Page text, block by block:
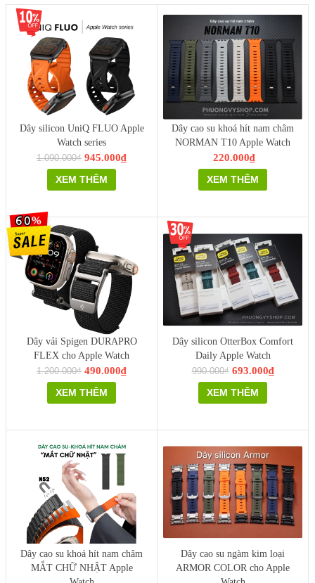
Dây silicon UniQ FLUO Apple
Watch series
1.090.000₫ 945.000₫
XEM THÊM
Dây cao su khoá hít nam châm
NORMAN T10 Apple Watch
220.000₫
XEM THÊM
Dây vải Spigen DURAPRO
FLEX cho Apple Watch
1.200.000₫ 490.000₫
XEM THÊM
Dây silicon OtterBox Comfort
Daily Apple Watch
990.000₫ 693.000₫
XEM THÊM
Dây cao su khoá hít nam châm
MẮT CHỮ NHẬT Apple
Dây cao su ngàm kim loại
ARMOR COLOR cho Apple